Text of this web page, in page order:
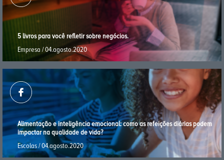
5 livros para você reﬂetir sobre negócios.
Empresa / 04.agosto.2020
Alimentação e inteligência emocional: como as refeições diárias podem
impactar na qualidade de vida?
Escolas / 04.agosto.2020